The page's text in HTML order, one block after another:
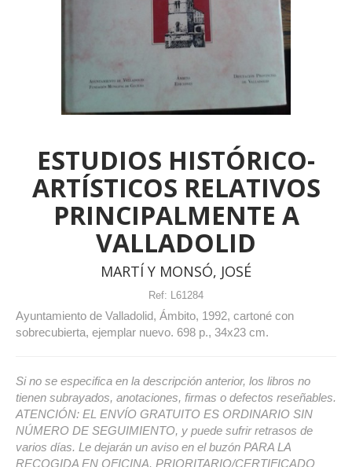
ESTUDIOS HISTÓRICO-
ARTÍSTICOS RELATIVOS
PRINCIPALMENTE A
VALLADOLID
MARTÍ Y MONSÓ, JOSÉ
Ref: L61284
Ayuntamiento de Valladolid, Ámbito, 1992, cartoné con
sobrecubierta, ejemplar nuevo. 698 p., 34x23 cm.
Si no se especifica en la descripción anterior, los libros no
tienen subrayados, anotaciones, firmas o defectos reseñables.
ATENCIÓN: EL ENVÍO GRATUITO ES ORDINARIO SIN
NÚMERO DE SEGUIMIENTO, y puede sufrir retrasos de
varios días. Le dejarán un aviso en el buzón PARA LA
RECOGIDA EN OFICINA. PRIORITARIO/CERTIFICADO